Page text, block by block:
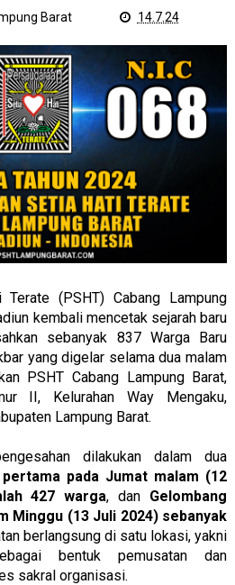
Barat 14.7.24
Terate (PSHT) Cabang Lampung
kembali mencetak sejarah baru
sebanyak 837 Warga Baru
yang digelar selama dua malam
PSHT Cabang Lampung Barat,
II, Kelurahan Way Mengaku,
Lampung Barat.
dilakukan dalam dua
pertama pada Jumat malam (12
427 warga, dan Gelombang
Minggu (13 Juli 2024) sebanyak
berlangsung di satu lokasi, yakni
bentuk pemusatan dan
sakral organisasi.